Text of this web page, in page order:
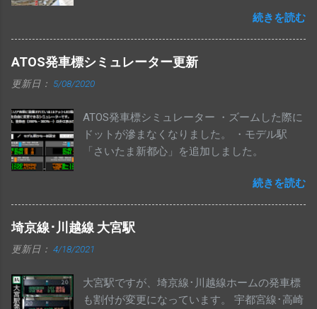
続きを読む
ATOS発車標シミュレーター更新
更新日： 5/08/2020
ATOS発車標シミュレーター ・ズームした際に
ドットが滲まなくなりました。 ・モデル駅
「さいたま新都心」を追加しました。
続きを読む
埼京線･川越線 大宮駅
更新日： 4/18/2021
大宮駅ですが、埼京線･川越線ホームの発車標
も割付が変更になっています。 宇都宮線･高崎